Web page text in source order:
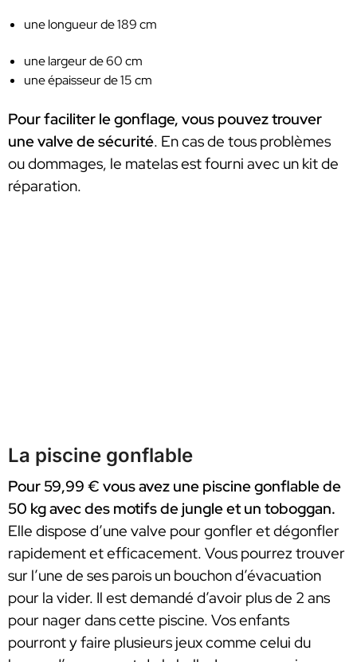
une longueur de 189 cm
une largeur de 60 cm
une épaisseur de 15 cm
Pour faciliter le gonflage, vous pouvez trouver
une valve de sécurité. En cas de tous problèmes
ou dommages, le matelas est fourni avec un kit de
réparation.
La piscine gonflable
Pour 59,99 € vous avez une piscine gonflable de
50 kg avec des motifs de jungle et un toboggan.
Elle dispose d’une valve pour gonfler et dégonfler
rapidement et efficacement. Vous pourrez trouver
sur l’une de ses parois un bouchon d’évacuation
pour la vider. Il est demandé d’avoir plus de 2 ans
pour nager dans cette piscine. Vos enfants
pourront y faire plusieurs jeux comme celui du